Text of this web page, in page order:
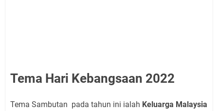
Tema Hari Kebangsaan 2022
Tema Sambutan pada tahun ini ialah Keluarga Malaysia